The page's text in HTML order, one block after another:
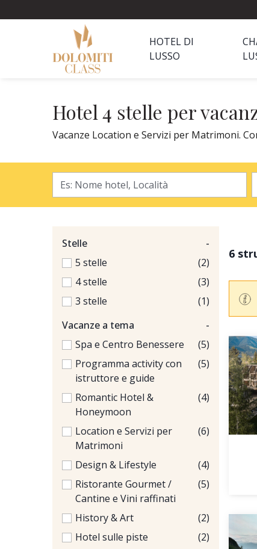
HOTEL DI
LUSSO
Hotel 4 stelle per
Vacanze Location e Servizi per Matrimoni.
Stelle
-
5 stelle
(2)
4 stelle
(3)
3 stelle
(1)
Vacanze a tema
-
Spa e Centro Benessere
(5)
Programma activity con
istruttore e guide
(5)
Romantic Hotel &
Honeymoon
(4)
Location e Servizi per
Matrimoni
(6)
Design & Lifestyle
(4)
Ristorante Gourmet /
Cantine e Vini raffinati
(5)
History & Art
(2)
Hotel sulle piste
(2)
6